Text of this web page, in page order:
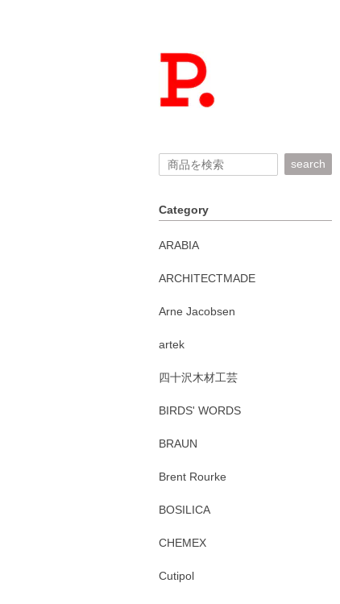
search
Category
ARABIA
ARCHITECTMADE
Arne Jacobsen
artek
四十沢木材工芸
BIRDS' WORDS
BRAUN
Brent Rourke
BOSILICA
CHEMEX
Cutipol